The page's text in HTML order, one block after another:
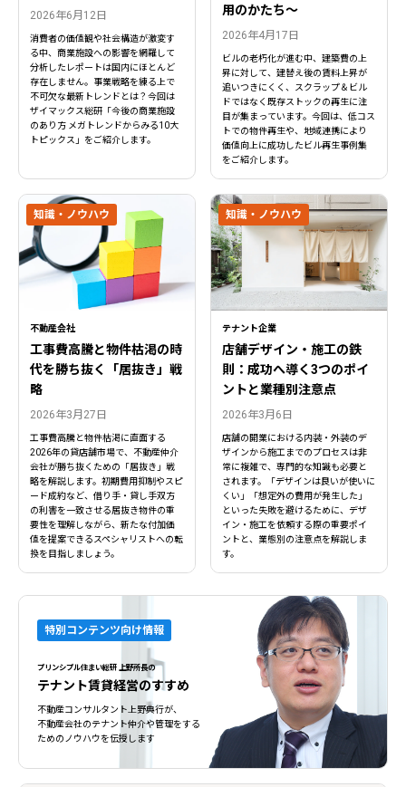
2026年6月12日
消費者の価値観や社会構造が激変す
る中、商業施設への影響を網羅して
分析したレポートは国内にほとんど
存在しません。事業戦略を練る上で
不可欠な最新トレンドとは？今回は
ザイマックス総研「今後の商業施設
のあり方 メガトレンドからみる10大
トピックス」をご紹介します。
用のかたち～
2026年4月17日
ビルの老朽化が進む中、建築費の上
昇に対して、建替え後の賃料上昇が
追いつきにくく、スクラップ＆ビル
ドではなく既存ストックの再生に注
目が集まっています。今回は、低コス
トでの物件再生や、地域連携により
価値向上に成功したビル再生事例集
をご紹介します。
不動産会社
工事費高騰と物件枯渇の時
代を勝ち抜く「居抜き」戦
略
2026年3月27日
工事費高騰と物件枯渇に直面する
2026年の貸店舗市場で、不動産仲介
会社が勝ち抜くための「居抜き」戦
略を解説します。初期費用抑制やスピ
ード成約など、借り手・貸し手双方
の利害を一致させる居抜き物件の重
要性を理解しながら、新たな付加価
値を提案できるスペシャリストへの転
換を目指しましょう。
知識・ノウハウ
テナント企業
店舗デザイン・施工の鉄
則：成功へ導く3つのポイ
ントと業種別注意点
2026年3月6日
店舗の開業における内装・外装のデ
ザインから施工までのプロセスは非
常に複雑で、専門的な知識も必要と
されます。「デザインは良いが使いに
くい」「想定外の費用が発生した」
といった失敗を避けるために、デザ
イン・施工を依頼する際の重要ポイ
ントと、業態別の注意点を解説しま
す。
知識・ノウハウ
特別コンテンツ向け情報
プリンシプル住まい総研 上野所長の
テナント賃貸経営のすすめ
不動産コンサルタント上野典行が、
不動産会社のテナント仲介や管理をする
ためのノウハウを伝授します